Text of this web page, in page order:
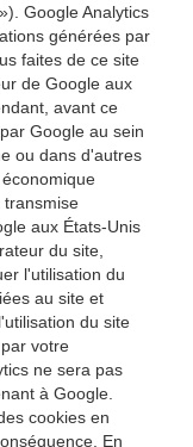
Google Analytics
générées par
faites de ce site
de Google aux
avant ce
Google au sein
ou dans d'autres
transmise
aux États-Unis
du site,
l'utilisation du
au site et
du site
votre
ne sera pas
à Google.
cookies en
En